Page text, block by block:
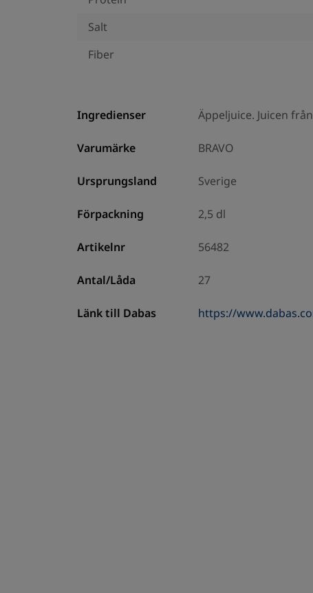
Salt
Fiber
Ingredienser Äppeljuice. Juicen
Varumärke BRAVO
Ursprungsland Sverige
Förpackning 2,5 dl
Artikelnr 56482
Antal/Låda 27
Länk till Dabas https://